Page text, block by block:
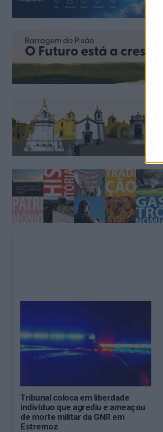
Tribunal coloca em liberdade
indivíduo que agrediu e ameaçou
de morte militar da GNR em
Estremoz